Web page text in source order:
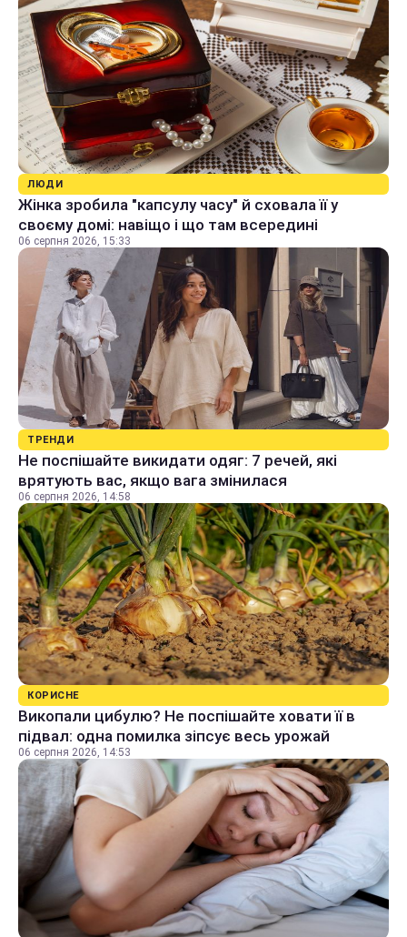
ЛЮДИ
Жінка зробила "капсулу часу" й сховала її у
своєму домі: навіщо і що там всередині
06 серпня 2026, 15:33
ТРЕНДИ
Не поспішайте викидати одяг: 7 речей, які
врятують вас, якщо вага змінилася
06 серпня 2026, 14:58
КОРИСНЕ
Викопали цибулю? Не поспішайте ховати її в
підвал: одна помилка зіпсує весь урожай
06 серпня 2026, 14:53